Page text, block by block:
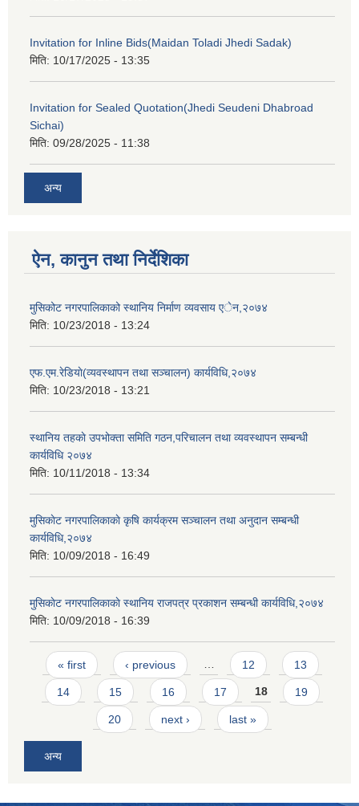
Invitation for Inline Bids(Maidan Toladi Jhedi Sadak)
मिति: 10/17/2025 - 13:35
Invitation for Sealed Quotation(Jhedi Seudeni Dhabroad
Sichai)
मिति: 09/28/2025 - 11:38
अन्य
ऐन, कानुन तथा निर्देशिका
मुसिकोट नगरपालिकाको स्थानिय निर्माण व्यवसाय एेन,२०७४
मिति: 10/23/2018 - 13:24
एफ.एम.रेडियाे(व्यवस्थापन तथा सञ्चालन) कार्यविधि,२०७४
मिति: 10/23/2018 - 13:21
स्थानिय तहकाे उपभोक्ता समिति गठन,परिचालन तथा व्यवस्थापन सम्बन्धी
कार्यविधि २०७४
मिति: 10/11/2018 - 13:34
मुसिकाेट नगरपालिकाकाे कृषि कार्यक्रम सञ्चालन तथा अनुदान सम्बन्धी
कार्यविधि,२०७४
मिति: 10/09/2018 - 16:49
मुसिकाेट नगरपालिकाकाे स्थानिय राजपत्र प्रकाशन सम्बन्धी कार्यविधि,२०७४
मिति: 10/09/2018 - 16:39
Pages
« first ‹ previous … 12 13
14 15 16 17 18 19
20 next › last »
अन्य